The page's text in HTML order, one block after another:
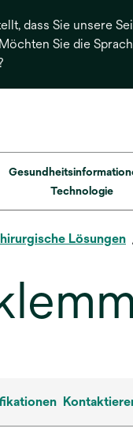
dass Sie unsere
Sie die
Technologie
Lösungen